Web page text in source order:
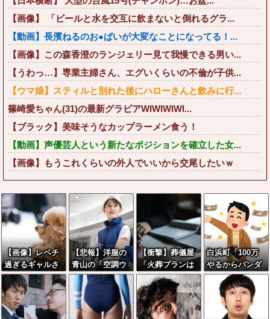
【画像】 「ビールと水を交互に飲まないと倒れるグラ...
【動画】長濱ねるのお●ぱいが大変なことになってる！...
【画像】この森香澄のランジェリー見て我慢できる男い...
【うわっ…】専業主婦さん、エグいくらいの不倫が子供...
【ウマ娘】スティルと別れた後にハローさんと飲みに行...
篠崎愛ちゃん(31)の最新グラビアWIWIWIWI...
【ブラック】美味そうなカップラーメン食う！
【動画】声優芸人という新たなポジションを確立した女...
【画像】もうこれくらいの外人でいいから交尾したいｗ
【画像】レベチ
過ぎるギャルさ
ん、とんでもな
い格好を披露し
てしまうw w w
w w w w
【悲報】洋服の
青山の「空調ウ
ェア」ガチでエ
グいwwwwwww
wwww
【衝撃】葬儀屋
「火葬プランは
どうなさいます
か？」ワイ喪主
「直葬で(即
答)」→結果ァw
白浜町「100万
やるからパンダ
に代わる観光資
源考えて」